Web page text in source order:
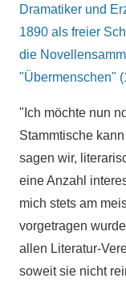
Dramatiker und
1890 als freier
die
"Übermenschen"
"Ich möchte nun
Stammtische
sagen wir,
eine Anzahl
mich stets am
vorgetragen
allen Literatur-
soweit sie nicht